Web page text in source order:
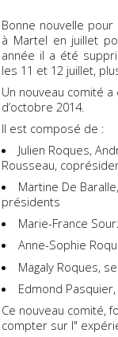
Bonne nouvelle
à Martel en juillet
année il a été
les 11 et 12 juillet,
Un nouveau comité
d’octobre 2014.
Il est composé de :
Julien Roques,
Rousseau,
Martine De
présidents
Marie-France
Anne-Sophie
Magaly Roques,
Edmond
Ce nouveau comité,
compter sur l"